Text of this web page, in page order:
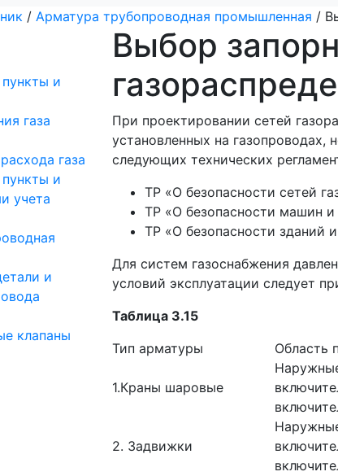
/ Арматура трубопроводная промышленная /
пункты и
газа
газа
пункты и
учета
и
клапаны
Выбор
При проектировании сетей
установленных на газопроводах,
следующих технических
ТР «О безопасности сетей
ТР «О безопасности машин и
ТР «О безопасности зданий
Для систем газоснабжения
условий эксплуатации следует
Таблица 3.15
Тип арматуры
Область
1.Краны шаровые
2. Задвижки